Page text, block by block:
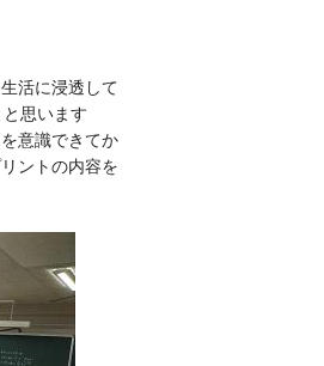
活に浸透して
思います
意識できてか
ントの内容を